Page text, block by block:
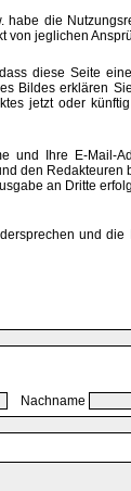
die
von jeglichen
diese Seite
Bildes erklären
jetzt oder
und Ihre E-Mail-
den Redakteuren
an Dritte
und
Nachname